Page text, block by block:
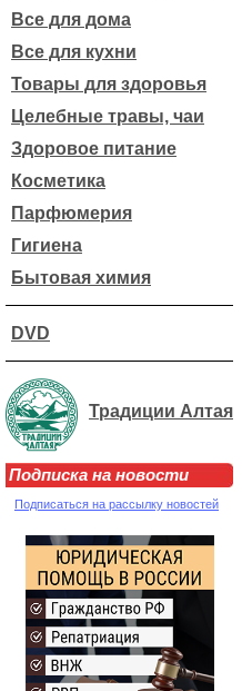
Все для дома
Все для кухни
Товары для здоровья
Целебные травы, чаи
Здоровое питание
Косметика
Парфюмерия
Гигиена
Бытовая химия
DVD
Традиции Алтая
Подписка на новости
Подписаться на рассылку новостей